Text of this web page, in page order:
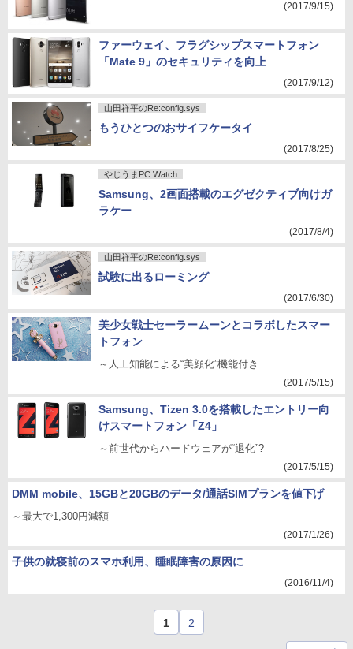
(2017/9/15)
ファーウェイ、フラグシップスマートフォン
「Mate 9」のセキュリティを向上
(2017/9/12)
山田祥平のRe:config.sys
もうひとつのおサイフケータイ
(2017/8/25)
やじうまPC Watch
Samsung、2画面搭載のエグゼクティブ向けガ
ラケー
(2017/8/4)
山田祥平のRe:config.sys
試験に出るローミング
(2017/6/30)
美少女戦士セーラームーンとコラボしたスマー
トフォン
～人工知能による“美顔化”機能付き
(2017/5/15)
Samsung、Tizen 3.0を搭載したエントリー向
けスマートフォン「Z4」
～前世代からハードウェアが“退化”?
(2017/5/15)
DMM mobile、15GBと20GBのデータ/通話SIMプランを値下げ
～最大で1,300円減額
(2017/1/26)
子供の就寝前のスマホ利用、睡眠障害の原因に
(2016/11/4)
1 2